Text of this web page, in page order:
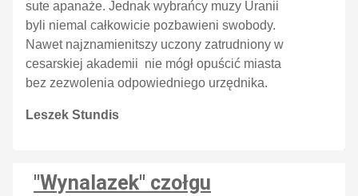
sute apanaże. Jednak wybrańcy muzy Uranii
byli niemal całkowicie pozbawieni swobody.
Nawet najznamienitszy uczony zatrudniony w
cesarskiej akademii nie mógł opuścić miasta
bez zezwolenia odpowiedniego urzędnika.
Leszek Stundis
"Wynalazek" czołgu